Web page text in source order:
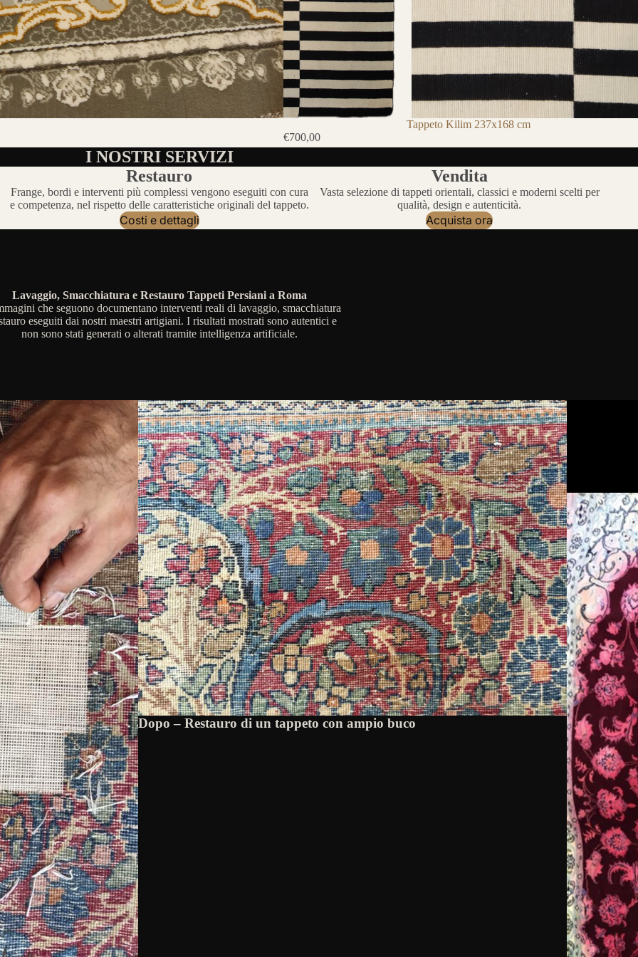
Tappeto Kilim 237x168 cm
€700,00
I NOSTRI SERVIZI
Restauro
Frange, bordi e interventi più complessi vengono eseguiti con cura
e competenza, nel rispetto delle caratteristiche originali del tappeto.
Costi e dettagli
Vendita
Vasta selezione di tappeti orientali, classici e moderni scelti per
qualità, design e autenticità.
Acquista ora
Lavaggio, Smacchiatura e Restauro Tappeti Persiani a Roma
che seguono documentano interventi reali di lavaggio, smacchiatura
eseguiti dai nostri maestri artigiani. I risultati mostrati sono autentici e
non sono stati generati o alterati tramite intelligenza artificiale.
Dopo – Restauro di un tappeto con ampio buco